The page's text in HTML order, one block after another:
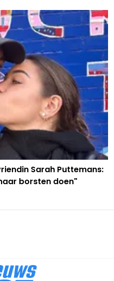
Sarah Puttemans:
borsten doen"